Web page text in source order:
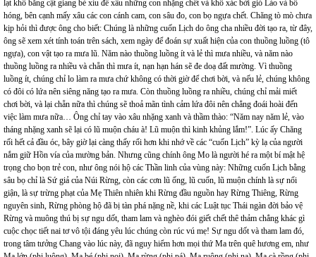
lạt khô bằng cật giang bé xíu để xâu những con nhặng chết và khô xác bởi gió Lào và bồ
hóng, bên cạnh mấy xâu các con cánh cam, con sâu đo, con bọ ngựa chết. Chăng tò mò chưa
kịp hỏi thì được ông cho biết: Chúng là những cuốn Lịch do ông cha nhiều đời tạo ra, từ đây,
ông sẽ xem xét tính toán trên sách, xem ngày để đoán sự xuất hiện của con thuồng luồng (tô
ngựa), con vật tạo ra mưa lũ. Năm nào thuồng luồng ít và lẻ thì mưa nhiều, và năm nào
thuồng luồng ra nhiều và chẵn thì mưa ít, nạn hạn hán sẽ đe doạ đất mường. Vì thuồng
luồng ít, chúng chỉ lo làm ra mưa chứ không có thời giờ để chơi bời, và nếu lẻ, chúng không
có đôi có lứa nên siêng năng tạo ra mưa. Còn thuồng luồng ra nhiều, chúng chỉ mải miết
chơi bời, và lại chẵn nữa thì chúng sẽ thoả mãn tình cảm lứa đôi nên chẳng đoái hoài đến
việc làm mưa nữa… Ông chỉ tay vào xâu nhặng xanh và thầm thào: “Năm nay năm lẻ, vào
tháng nhặng xanh sẽ lại có lũ muộn cháu à! Lũ muộn thì kinh khủng lắm!”. Lúc ấy Chăng
rối hết cả đầu óc, bây giờ lại càng thấy rối hơn khi nhớ về các “cuốn Lịch” kỳ lạ của người
nắm giữ Hồn vía của mường bản. Nhưng cũng chính ông Mo là người hé ra một bí mật hệ
trọng cho bọn trẻ con, như ông nói hộ các Thần linh của vùng này: Những cuốn Lịch bằng
sâu bọ chỉ là Sứ giả của Núi Rừng, còn các cơn lũ ống, lũ cuốn, lũ muộn chính là sự nổi
giận, là sự trừng phạt của Mẹ Thiên nhiên khi Rừng đầu nguồn hay Rừng Thiêng, Rừng
nguyên sinh, Rừng phòng hộ đã bị tàn phá nặng nề, khi các Luật tục Thái ngàn đời bảo vệ
Rừng và muông thú bị sự ngu dốt, tham lam và nghèo đói giết chết thê thảm chẳng khác gì
cuộc chọc tiết nai tơ vô tội đáng yêu lúc chúng còn rúc vú mẹ! Sự ngu dốt và tham lam đó,
trong tâm tưởng Chang vào lúc này, đã nguy hiểm hơn mọi thứ Ma trên quê hương em, như